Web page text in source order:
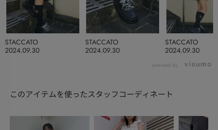
2024.09.30
STACCATO
2024.09.30
STACCATO
2024.09.30
STACCATO
powered by
このアイテムを使ったスタッフコーディネート